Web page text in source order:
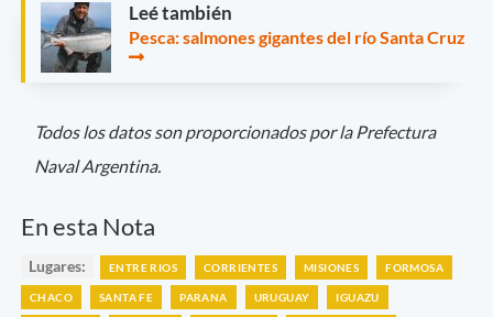
Leé también
Pesca: salmones gigantes del río Santa Cruz
Todos los datos son proporcionados por la Prefectura
Naval Argentina.
En esta Nota
Lugares: ENTRE RIOS CORRIENTES MISIONES FORMOSA
CHACO SANTA FE PARANA URUGUAY IGUAZU